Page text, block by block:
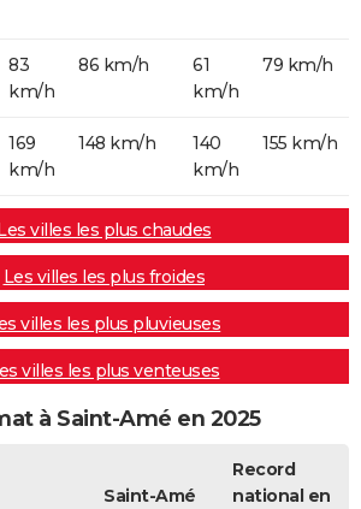
83
km/h
86 km/h
61
km/h
79 km/h
169
km/h
148 km/h
140
km/h
155 km/h
villes les plus chaudes
Les villes les plus froides
villes les plus pluvieuses
villes les plus venteuses
à Saint-Amé en 2025
Saint-Amé
Record
national en